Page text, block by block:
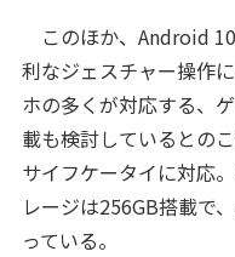
このほか、Android
利なジェスチャー操作
ホの多くが対応する、
載も検討しているとの
サイフケータイに対応
レージは256GB搭載で
っている。